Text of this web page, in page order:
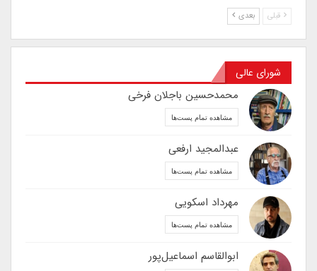
قبلی بعدی
شورای عالی
محمدحسین باجلان فرخی
مشاهده تمام پست‌ها
عبدالمجید ارفعی
مشاهده تمام پست‌ها
مهرداد اسکویی
مشاهده تمام پست‌ها
ابوالقاسم اسماعیل‌پور